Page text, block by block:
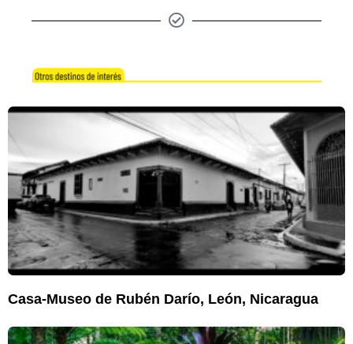
Casa-Museo de Rubén Darío, León, Nicaragua